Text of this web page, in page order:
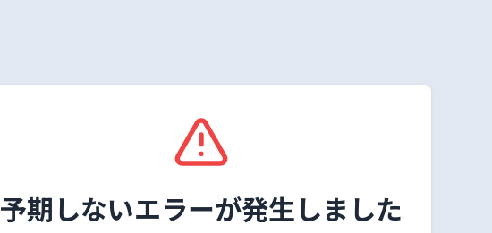
予期しないエラーが発生しました